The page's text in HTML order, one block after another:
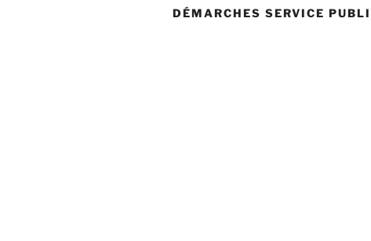
DÉMARCHES SERVICE